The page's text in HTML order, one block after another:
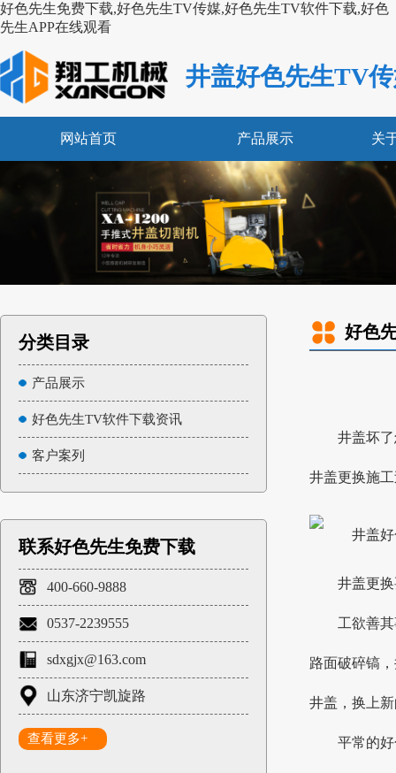
好色先生免费下载,好色先生TV传媒,好色先生TV软件下载,好色
先生APP在线观看
井盖好色先生TV
网站首页 产品展示 关
分类目录
产品展示
好色先生TV软件下载资讯
客户案列
联系好色先生免费下载
400-660-9888
0537-2239555
sdxgjx@163.com
山东济宁凯旋路
查看更多+
好色
井盖坏了
井盖更换施工
井盖更换
工欲善其
路面破碎镐
井盖，换上新
平常的好